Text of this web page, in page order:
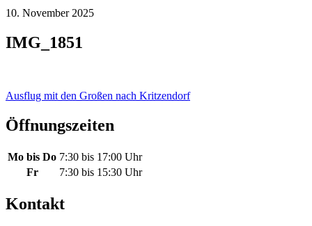
10. November 2025
IMG_1851
Beitragsnavigation
Ausflug mit den Großen nach Kritzendorf
Öffnungszeiten
Mo bis Do 7:30 bis 17:00 Uhr
Fr
7:30 bis 15:30 Uhr
Kontakt